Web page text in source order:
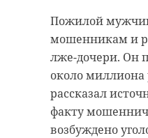
Пожилой
мошенникам и
лже-дочери. Он
около миллиона
рассказал
факту
возбуждено
баталии среди
турнир по
юные
в рамках
сразу в трех
Какие
мужчина также
насилие и
убийством.
По факту
возбуждено
Раскрыть